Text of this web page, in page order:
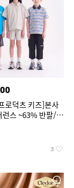
로덕츠 키즈]본사
런스 ~63% 반팔/반
3